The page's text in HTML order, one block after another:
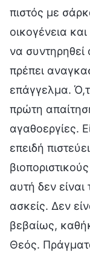
πιστός με
οικογένεια
να συντηρηθεί
πρέπει
επάγγελμα.
πρώτη
αγαθοεργίες.
επειδή
αυτή δεν
ασκείς. Δεν
βεβαίως,
Θεός.